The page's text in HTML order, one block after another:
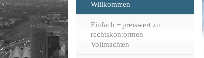
Willkommen
Einfach + preiswert zu
rechtskonformen
Vollmachten